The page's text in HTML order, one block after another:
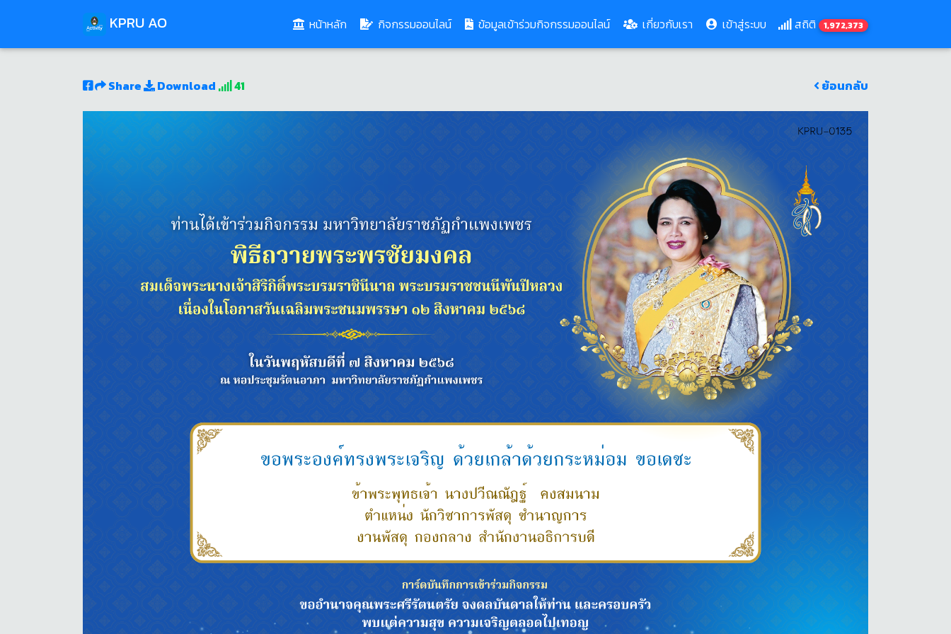
KPRU AO หน้าหลัก(current)กิจกรรมออนไลน์ ข้อมูลเข้าร่วมกิจกรรมออนไลน์ เกี่ยวกับเรา เข้าสู่ระบบ สถิติ 1,972,373
Share Download 41 ย้อนกลับ